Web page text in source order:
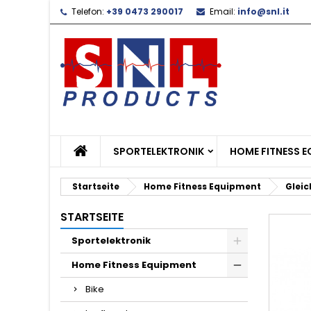
Telefon: +39 0473 290017 Email: info@snl.it
SPORTELEKTRONIK HOME FITNESS
Startseite Home Fitness Equipment
STARTSEITE
Sportelektronik
Home Fitness Equipment
Bike